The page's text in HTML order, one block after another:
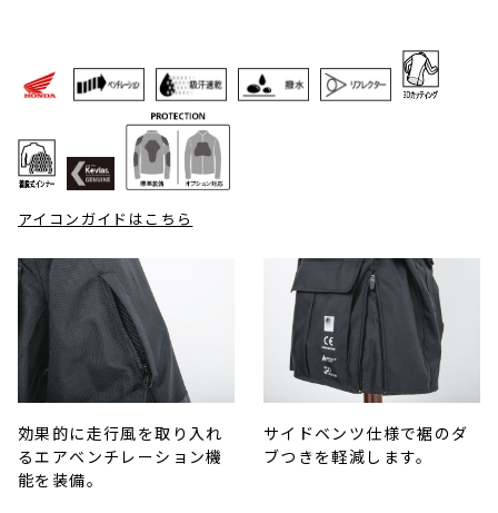
アイコンガイドはこちら
効果的に走行風を取り入れ
るエアベンチレーション機
能を装備。
サイドベンツ仕様で裾のダ
ブつきを軽減します。